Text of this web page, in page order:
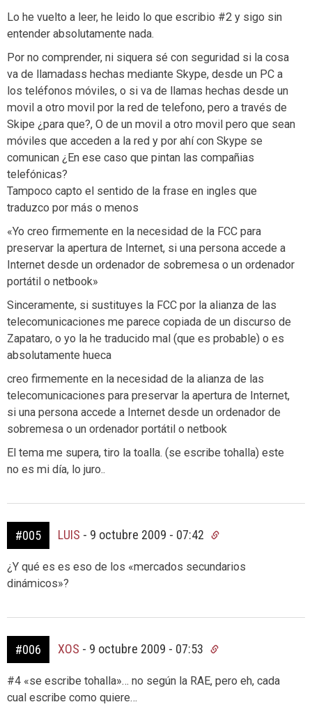
Lo he vuelto a leer, he leido lo que escribio #2 y sigo sin
entender absolutamente nada.
Por no comprender, ni siquera sé con seguridad si la cosa
va de llamadass hechas mediante Skype, desde un PC a
los teléfonos móviles, o si va de llamas hechas desde un
movil a otro movil por la red de telefono, pero a través de
Skipe ¿para que?, O de un movil a otro movil pero que sean
móviles que acceden a la red y por ahí con Skype se
comunican ¿En ese caso que pintan las compañias
telefónicas?
Tampoco capto el sentido de la frase en ingles que
traduzco por más o menos
«Yo creo firmemente en la necesidad de la FCC para
preservar la apertura de Internet, si una persona accede a
Internet desde un ordenador de sobremesa o un ordenador
portátil o netbook»
Sinceramente, si sustituyes la FCC por la alianza de las
telecomunicaciones me parece copiada de un discurso de
Zapataro, o yo la he traducido mal (que es probable) o es
absolutamente hueca
creo firmemente en la necesidad de la alianza de las
telecomunicaciones para preservar la apertura de Internet,
si una persona accede a Internet desde un ordenador de
sobremesa o un ordenador portátil o netbook
El tema me supera, tiro la toalla. (se escribe tohalla) este
no es mi día, lo juro..
#005 LUIS - 9 octubre 2009 - 07:42
¿Y qué es es eso de los «mercados secundarios
dinámicos»?
#006 XOS - 9 octubre 2009 - 07:53
#4 «se escribe tohalla»… no según la RAE, pero eh, cada
cual escribe como quiere…